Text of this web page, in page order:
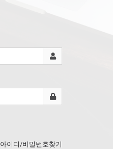
아이디/비밀번호찾기